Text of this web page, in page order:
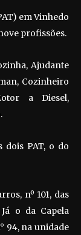
em Vinhedo
profissões.
Ajudante
Cozinheiro
a Diesel,
dois PAT, o do
nº 101, das
o da Capela
94, na unidade